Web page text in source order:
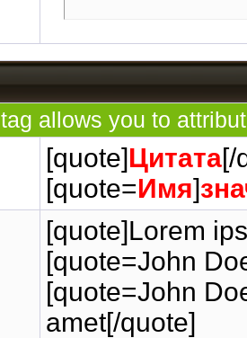
allows you to
[quote]Цитата[/
[quote=Имя]
[quote]Lorem
[quote=John
[quote=John
amet[/quote]